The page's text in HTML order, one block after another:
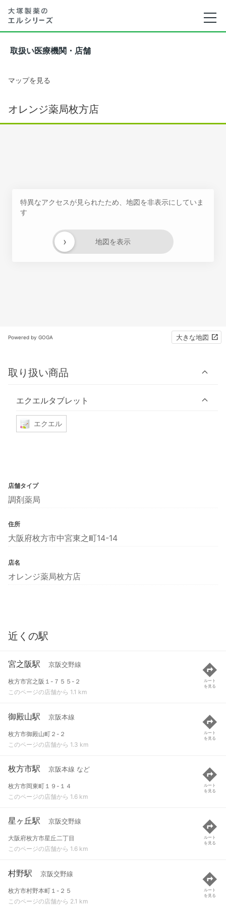
取扱い医療機関・店舗
マップを見る
オレンジ薬局枚方店
特異なアクセスが見られたため、地図を非表示にしていま
す
地図を表示
›
Powered by GOGA 大きな地図
取り扱い商品
エクエルタブレット
エクエル
店舗タイプ
調剤薬局
住所
大阪府枚方市中宮東之町14-14
店名
オレンジ薬局枚方店
近くの駅
宮之阪駅 京阪交野線
枚方市宮之阪１-７５５-２
このページの店舗から 1.1 km
ルート
を見る
御殿山駅 京阪本線
枚方市御殿山町２-２
このページの店舗から 1.3 km
ルート
を見る
枚方市駅 京阪本線 など
枚方市岡東町１９-１４
このページの店舗から 1.6 km
ルート
を見る
星ヶ丘駅 京阪交野線
大阪府枚方市星丘二丁目
このページの店舗から 1.6 km
ルート
を見る
村野駅 京阪交野線
枚方市村野本町１-２５
このページの店舗から 2.1 km
ルート
を見る